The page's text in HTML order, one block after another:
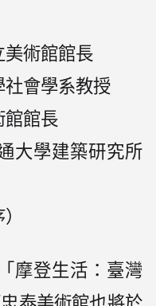
術館館長
會學系教授
館長
學建築研究所
摩登生活：臺灣